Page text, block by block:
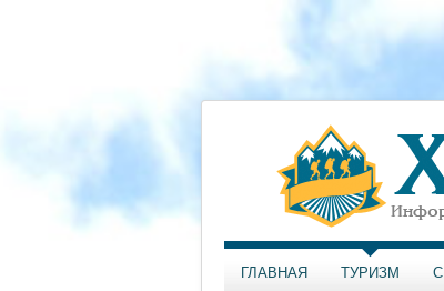
ГЛАВНАЯ ТУРИЗМ